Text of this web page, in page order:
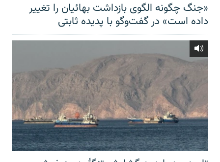
«جنگ چگونه الگوی بازداشت بهائیان را تغییر
داده است» در گفت‌وگو با پدیده ثابتی